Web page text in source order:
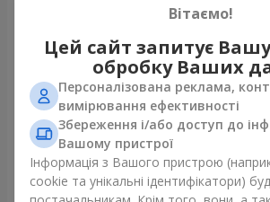
Букет "Твої хризантеми"
3 245 грн
Замовити
Букет
Вітаємо!
Цей сайт запитує
обробку Ваших
Персоналізована реклама,
вимірювання ефективності
Збереження і/або доступ до
Вашому пристрої
Інформація з Вашого пристрою
cookie та унікальні ідентифікатори)